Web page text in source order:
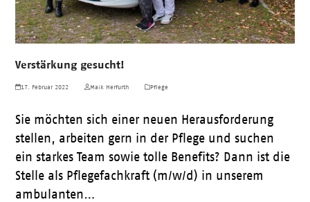
Verstärkung gesucht!
17. Februar 2022 Maik Herfurth Pflege
Sie möchten sich einer neuen Herausforderung
stellen, arbeiten gern in der Pflege und suchen
ein starkes Team sowie tolle Benefits? Dann ist die
Stelle als Pflegefachkraft (m/w/d) in unserem
ambulanten…